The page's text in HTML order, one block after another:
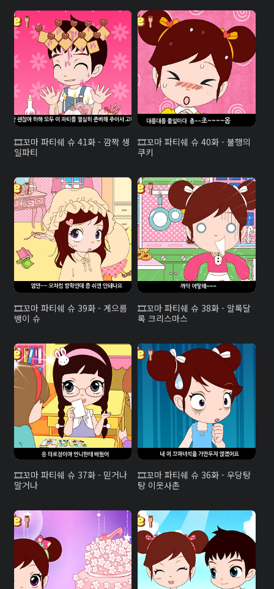
꼬마 파티쉐 슈 41화 - 깜짝 생
일파티
꼬마 파티쉐 슈 40화 - 불행의
쿠키
꼬마 파티쉐 슈 39화 - 게으름
뱅이 슈
꼬마 파티쉐 슈 38화 - 알록달
록 크리스마스
꼬마 파티쉐 슈 37화 - 믿거나
말거나
꼬마 파티쉐 슈 36화 - 우당탕
탕 이웃사촌